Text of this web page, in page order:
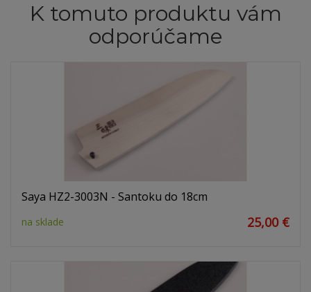
K tomuto produktu vám
odporúčame
Saya HZ2-3003N - Santoku do 18cm
na sklade 25,00 €